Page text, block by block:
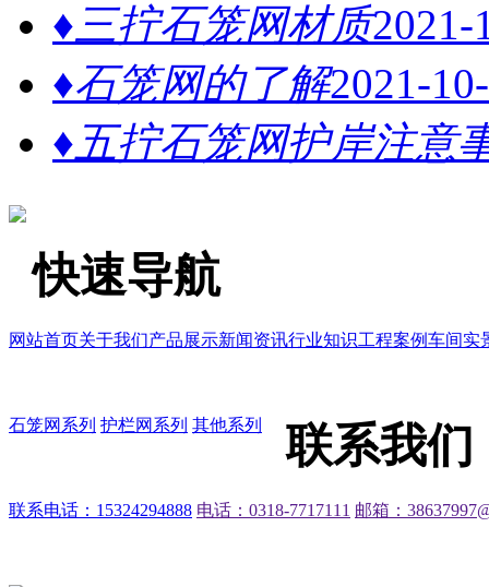
♦三拧石笼网材质2021-
♦石笼网的了解2021-
♦五拧石笼网护岸注意
快速导航
网站首页关于我们产品展示新闻资讯行业知识工程案例车间实
石笼网系列 护栏网系列 其他系列 联系我们
联系电话：15324294888 电话：0318-7717111 邮箱：